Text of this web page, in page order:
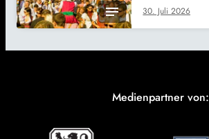
30. Juli 2026
Medienpartner von: